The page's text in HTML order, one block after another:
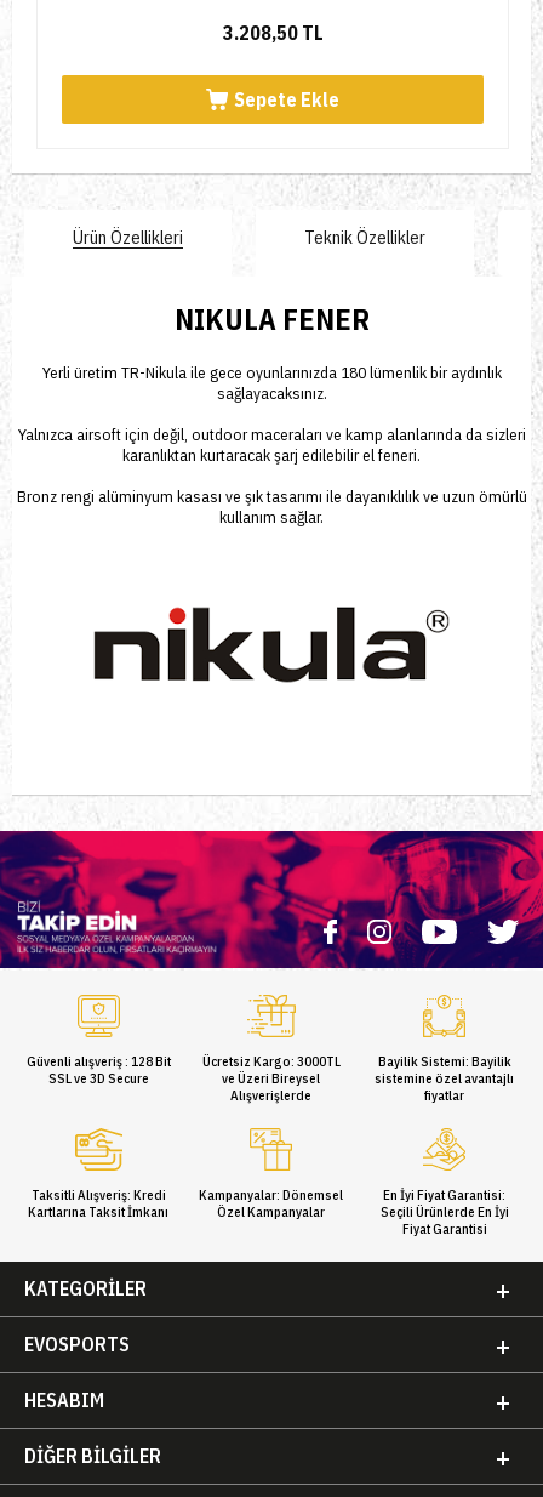
3.208,50 TL
Sepete Ekle
Ürün Özellikleri Teknik Özellikler
NIKULA FENER
Yerli üretim TR-Nikula ile gece oyunlarınızda 180 lümenlik bir aydınlık
sağlayacaksınız.
Yalnızca airsoft için değil, outdoor maceraları ve kamp alanlarında da sizleri
karanlıktan kurtaracak şarj edilebilir el feneri.
Bronz rengi alüminyum kasası ve şık tasarımı ile dayanıklılık ve uzun ömürlü
kullanım sağlar.
Güvenli alışveriş : 128 Bit
SSL ve 3D Secure
Ücretsiz Kargo: 3000TL
ve Üzeri Bireysel
Alışverişlerde
Bayilik Sistemi: Bayilik
sistemine özel avantajlı
fiyatlar
Taksitli Alışveriş: Kredi
Kartlarına Taksit İmkanı
Kampanyalar: Dönemsel
Özel Kampanyalar
En İyi Fiyat Garantisi:
Seçili Ürünlerde En İyi
Fiyat Garantisi
KATEGORILER
EVOSPORTS
HESABIM
DIĞER BILGILER